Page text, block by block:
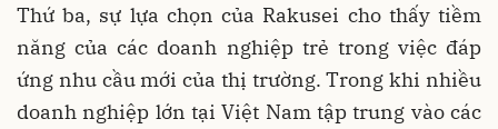
Thứ ba, sự lựa chọn của Rakusei cho thấy tiềm
năng của các doanh nghiệp trẻ trong việc đáp
ứng nhu cầu mới của thị trường. Trong khi nhiều
doanh nghiệp lớn tại Việt Nam tập trung vào các